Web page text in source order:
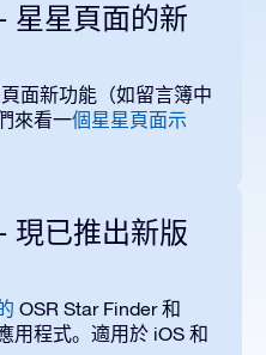
星星頁面的新
面新功能（如留言簿中
來看一個星星頁面示
現已推出新版
OSR Star Finder和
用程式。適用於 iOS 和